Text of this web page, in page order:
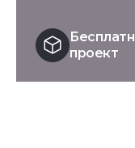
проект